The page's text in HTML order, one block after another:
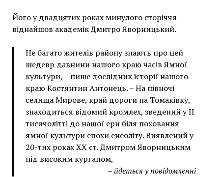
Його у двадцятих роках минулого сторіччя
віднайшов академік Дмитро Яворницький.
Не багато жителів району знають про цей
шедевр давнини нашого краю часів Ямної
культури, – пише дослідник історії нашого
краю Костянтин Антонець. – На півночі
селища Мирове, край дороги на Томаківку,
знаходиться відомий кромлех, зведений у II
тисячолітті до нашої ери біля поховання
ямної культури епохи енеоліту. Виявлений у
20-тих роках XX ст. Дмитром Яворницьким
під високим курганом,
– йдеться у повідомленні